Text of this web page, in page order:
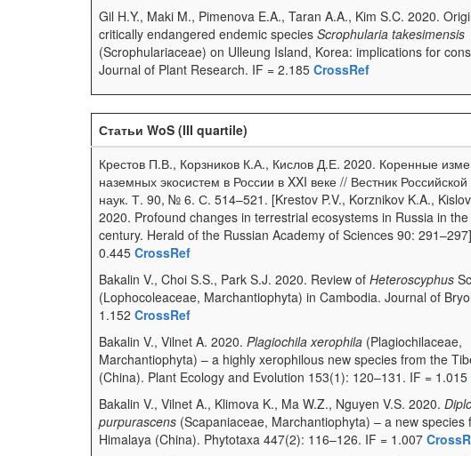
Gil H.Y., Maki M., Pimenova E.A., Taran A.A., Kim S.C. 2020.
critically endangered endemic species Scrophularia takesimensis
(Scrophulariaceae) on Ulleung Island, Korea: implications for
Journal of Plant Research. IF = 2.185 CrossRef
Статьи WoS (III quartile)
Крестов П.В., Корзников К.А., Кислов Д.Е. 2020. Коренные
наземных экосистем в России в XXI веке // Вестник
наук. Т. 90, № 6. С. 514–521. [Krestov P.V., Korznikov K.A.,
2020. Profound changes in terrestrial ecosystems in Russia in
century. Herald of the Russian Academy of Sciences 90:
0.445 CrossRef
Bakalin V., Choi S.S., Park S.J. 2020. Review of Heteroscyphus
(Lophocoleaceae, Marchantiophyta) in Cambodia. Journal of
1.152 CrossRef
Bakalin V., Vilnet A. 2020. Plagiochila xerophila (Plagiochilaceae,
Marchantiophyta) – a highly xerophilous new species from the
(China). Plant Ecology and Evolution 153(1): 120–131. IF = 1.015
Bakalin V., Vilnet A., Klimova K., Ma W.Z., Nguyen V.S. 2020.
purpurascens (Scapaniaceae, Marchantiophyta) – a new species
Himalaya (China). Phytotaxa 447(2): 116–126. IF = 1.007